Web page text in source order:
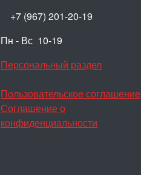
+7 (967) 201-20-19
Пн - Вс 10-19
Персональный раздел
Пользовательское соглашение
Соглашение о
конфиденциальности